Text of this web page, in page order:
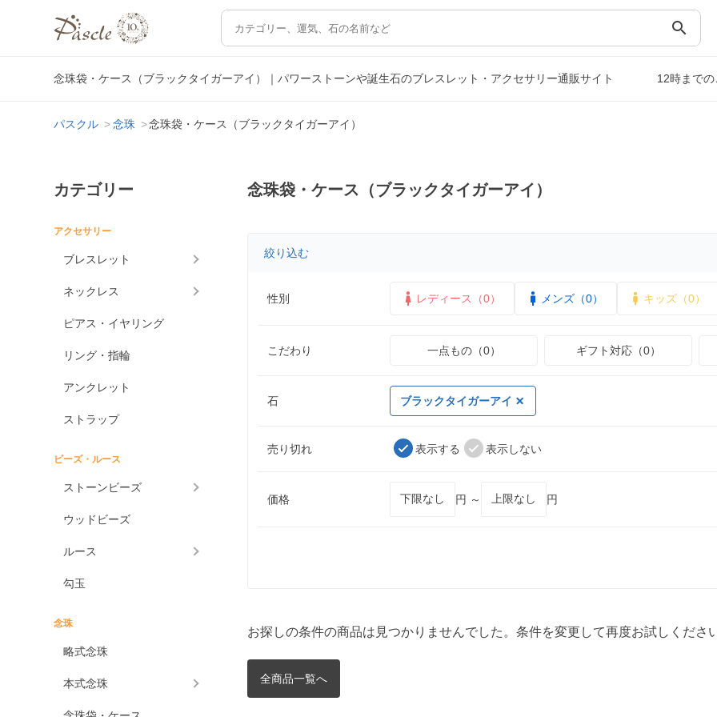
search
念珠袋・ケース（ブラックタイガーアイ）｜パワーストーンや誕生石のブレスレット・アクセサリー通販サイト 12時まで
パスクル 念珠 念珠袋・ケース（ブラックタイガーアイ）
カテゴリー
アクセサリー
ブレスレット
ネックレス
ピアス・イヤリング
リング・指輪
アンクレット
ストラップ
ビーズ・ルース
ストーンビーズ
ウッドビーズ
ルース
勾玉
念珠
略式念珠
本式念珠
念珠袋・ケース（ブラックタイガーアイ）
絞り込む
性別 レディース（0） メンズ（0） キッズ（0）
こだわり 一点もの（0） ギフト対応（0）
石 ブラックタイガーアイ
売り切れ 表示する 表示しない
価格 円 ～ 円
お探しの条件の商品は見つかりませんでした。条件を変更して再度お試しください
全商品一覧へ